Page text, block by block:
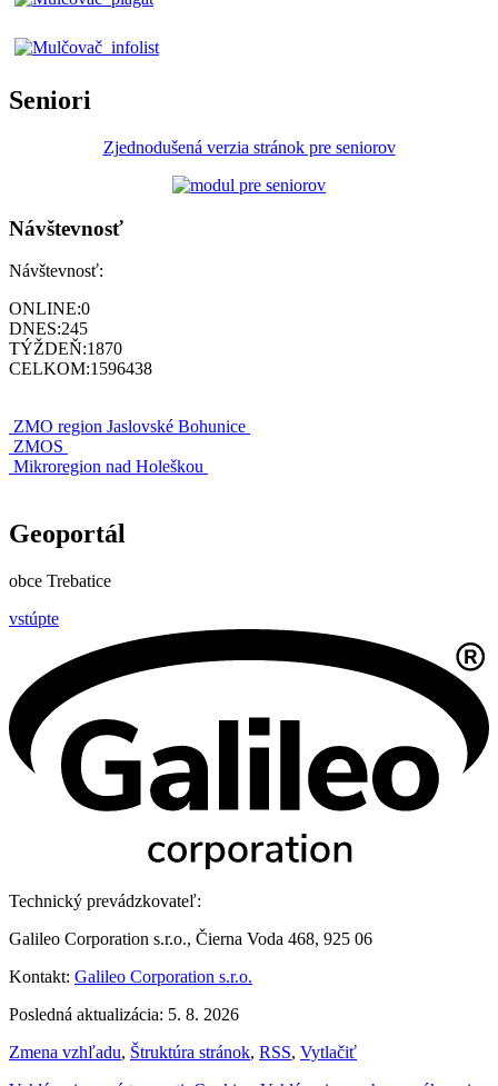
Seniori
Zjednodušená verzia stránok pre seniorov
Návštevnosť
Návštevnosť:
ONLINE:0
DNES:245
TÝŽDEŇ:1870
CELKOM:1596438
ZMO region Jaslovské Bohunice
ZMOS
Mikroregion nad Holeškou
Geoportál
obce Trebatice
vstúpte
Technický prevádzkovateľ:
Galileo Corporation s.r.o., Čierna Voda 468, 925 06
Kontakt: Galileo Corporation s.r.o.
Posledná aktualizácia: 5. 8. 2026
Zmena vzhľadu, Štruktúra stránok, RSS, Vytlačiť